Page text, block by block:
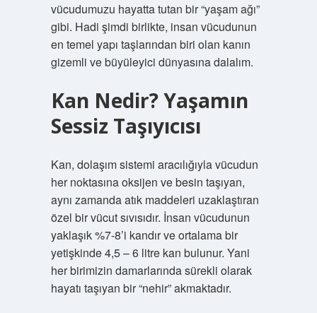
vücudumuzu hayatta tutan bir “yaşam ağı”
gibi. Hadi şimdi birlikte, insan vücudunun
en temel yapı taşlarından biri olan kanın
gizemli ve büyüleyici dünyasına dalalım.
Kan Nedir? Yaşamın
Sessiz Taşıyıcısı
Kan, dolaşım sistemi aracılığıyla vücudun
her noktasına oksijen ve besin taşıyan,
aynı zamanda atık maddeleri uzaklaştıran
özel bir vücut sıvısıdır. İnsan vücudunun
yaklaşık %7-8’i kandır ve ortalama bir
yetişkinde 4,5 – 6 litre kan bulunur. Yani
her birimizin damarlarında sürekli olarak
hayatı taşıyan bir “nehir” akmaktadır.